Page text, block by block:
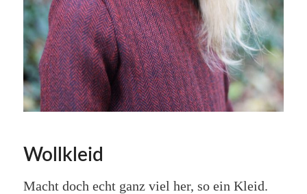
Wollkleid
Macht doch echt ganz viel her, so ein Kleid.